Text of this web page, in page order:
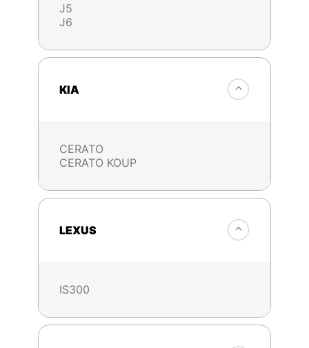
J5
J6
KIA
CERATO
CERATO KOUP
LEXUS
IS300